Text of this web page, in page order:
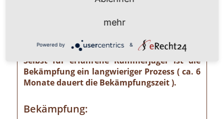
weltweit verbreitet. Die Gattung ist
verhältnismäßig klein und sieht
bernsteingelb aus. Sollten Sie solch eine
Ameise sehen, ist eine professionelle
Schädlingsbekämpfung absolut notwendig!
Selbst für erfahrene Kammerjäger ist die
Bekämpfung ein langwieriger Prozess ( ca. 6
Monate dauert die Bekämpfungszeit ).
Bekämpfung:
mehr
Powered by &